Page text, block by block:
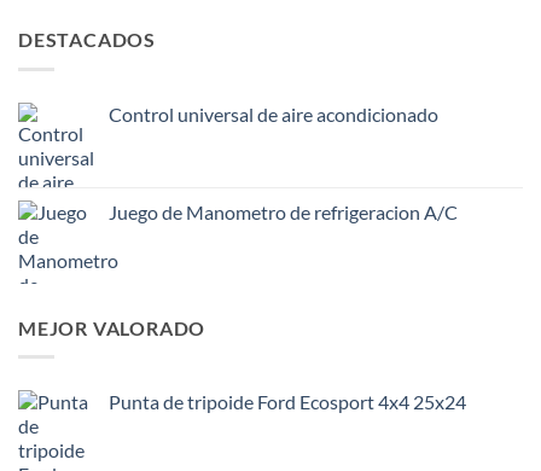
DESTACADOS
Control universal de aire acondicionado
Juego de Manometro de refrigeracion A/C
MEJOR VALORADO
Punta de tripoide Ford Ecosport 4x4 25x24